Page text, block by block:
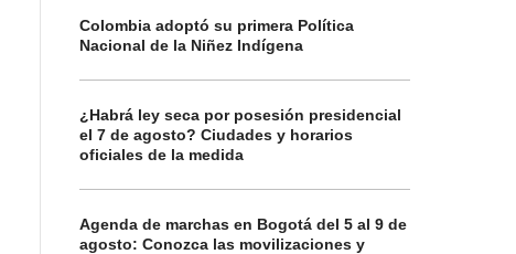
Colombia adoptó su primera Política
Nacional de la Niñez Indígena
¿Habrá ley seca por posesión presidencial
el 7 de agosto? Ciudades y horarios
oficiales de la medida
Agenda de marchas en Bogotá del 5 al 9 de
agosto: Conozca las movilizaciones y